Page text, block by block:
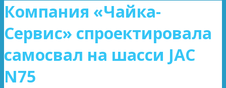
Компания «Чайка-
Сервис» спроектировала
самосвал на шасси JAC
N75